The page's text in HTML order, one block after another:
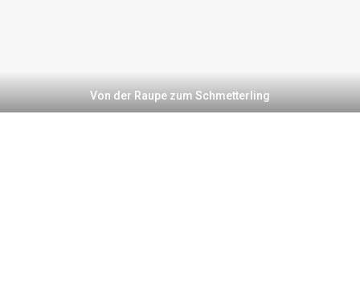
Von der Raupe zum Schmetterling